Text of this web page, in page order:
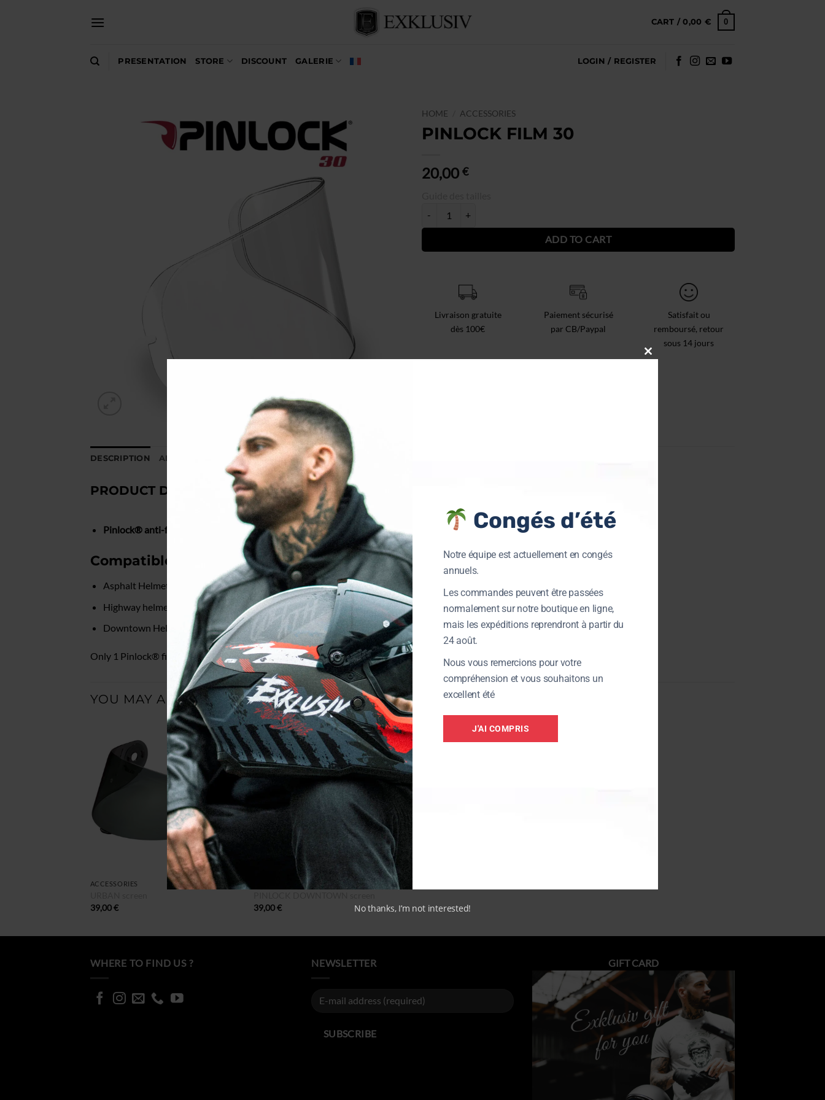
CART /0,00 € 0
PRESENTATION STORE DISCOUNT GALERIE LOGIN / REGISTER
HOME ACCESSORIES
PINLOCK FILM 30
20,00 €
ADD TO CART
Alternative:
Livraison gratuite
dès 100€
Paiement sécurisé
par CB/Paypal
Satisfait ou
remboursé, retour
sous 14 jours
DESCRIPTION ADDITIONAL INFORMATION
PRODUCT DESCRIPTION :
Pinlock® anti-fog film compatible with pinlock 30 pre-fitted screen.
Compatible headsets :
Asphalt Helmet
Highway helmet
Downtown Helmet
Only 1 Pinlock® film included.
YOU MAY ALSO LIKE…
ACCESSORIES
39,00€
ACCESSORIES
39,00€
WHERE TO FIND US ? NEWSLETTER GIFT CARD
Congés d’été
Notre équipe est actuellement en congés
annuels.
Les commandes peuvent être passées
normalement sur notre boutique en ligne,
mais les expéditions reprendront à partir du
24 août.
Nous vous remercions pour votre
compréhension et vous souhaitons un
excellent été
J'AI COMPRIS
No thanks, I’m not interested!